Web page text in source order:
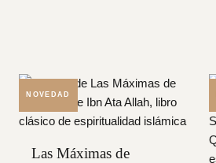
NOVEDAD
Las Máximas de